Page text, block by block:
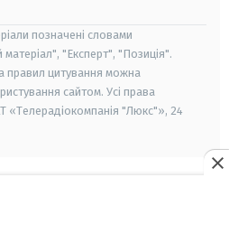
позначені словами
"Експерт", "Позиція".
правил цитування можна
сайтом. Усі права
«Телерадіокомпанія "Люкс"», 24